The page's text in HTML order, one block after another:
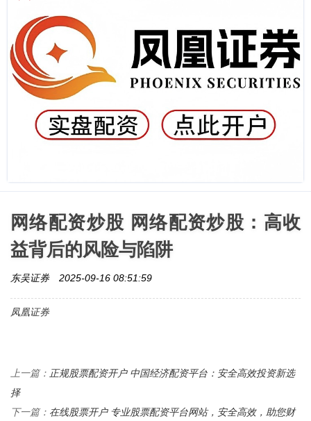
网络配资炒股 网络配资炒股：高收
益背后的风险与陷阱
东吴证券 2025-09-16 08:51:59
凤凰证券
上一篇： 正规股票配资开户 中国经济配资平台：安全高效投资新选
择
下一篇： 在线股票开户 专业股票配资平台网站，安全高效，助您财